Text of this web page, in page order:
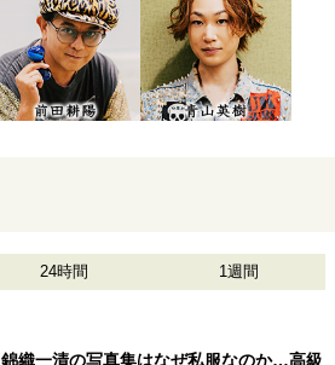
24時間 1週間
錦織一清の写真集はなぜ私服なのか…高級